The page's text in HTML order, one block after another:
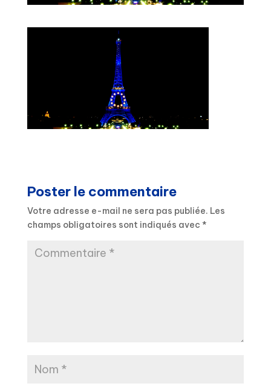
Poster le commentaire
Votre adresse e-mail ne sera pas publiée. Les
champs obligatoires sont indiqués avec *